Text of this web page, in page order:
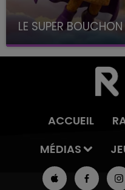
LE SUPER
avec La Famille
ACCUEIL
MÉDIAS